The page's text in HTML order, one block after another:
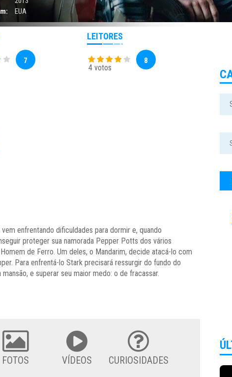
EUA
7
LEITORES
4 votos
8
enfrentando dificuldades para dormir e, quando
proteger sua namorada Pepper Potts dos vários
de Ferro. Um deles, o Mandarim, decide atacá-lo com
Para enfrentá-lo Stark precisará ressurgir do fundo do
e superar seu maior medo: o de fracassar.
FOTOS VÍDEOS CURIOSIDADES